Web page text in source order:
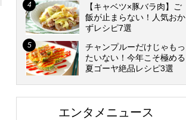
【キャベツ×豚バラ肉】ご
飯が止まらない！人気おか
ずレシピ7選
チャンプルーだけじゃもっ
たいない！今年こそ極める
夏ゴーヤ絶品レシピ3選
エンタメニュース